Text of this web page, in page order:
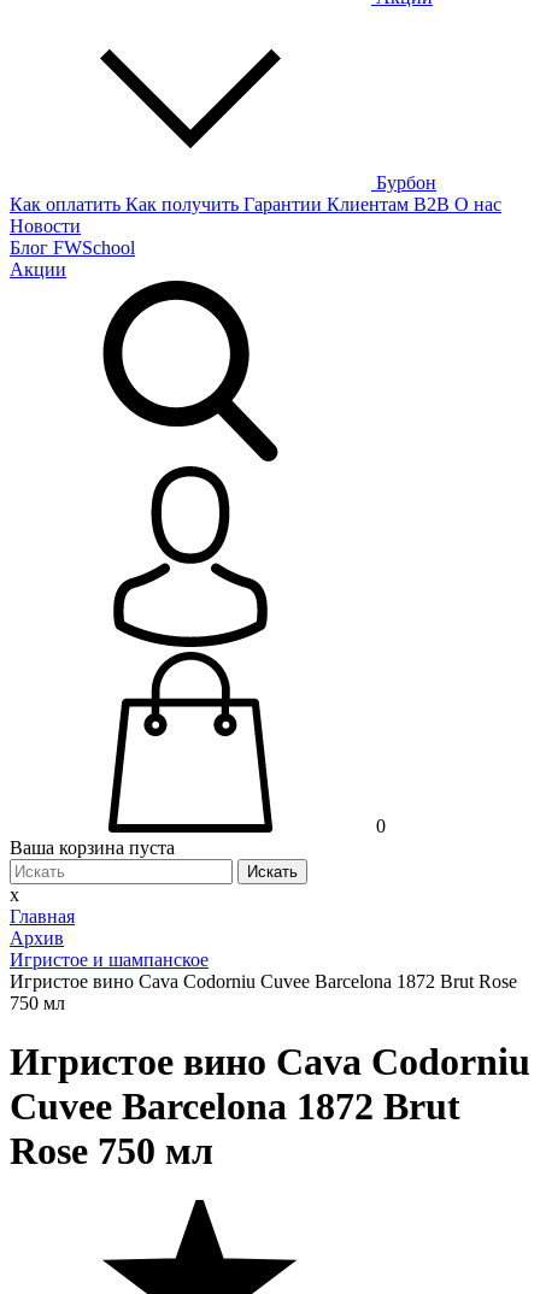
Бурбон
Как оплатить Как получить Гарантии Клиентам B2B О нас
Новости
Блог FWSchool
Акции
0
Ваша корзина пуста
Искать
x
Главная
Архив
Игристое и шампанское
Игристое вино Cava Codorniu Cuvee Barcelona 1872 Brut Rose
750 мл
Игристое вино Cava Codorniu
Cuvee Barcelona 1872 Brut
Rose 750 мл